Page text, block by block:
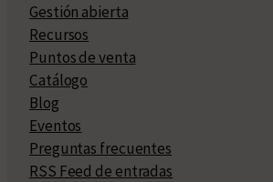
Gestión abierta
Recursos
Puntos de venta
Catálogo
Blog
Eventos
Preguntas frecuentes
RSS Feed de entradas